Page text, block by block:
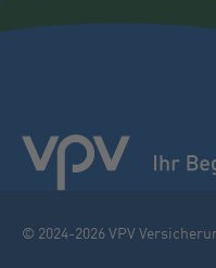
© 2024-2026 VPV